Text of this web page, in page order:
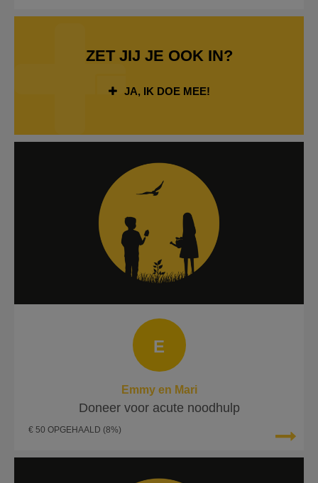
ZET JIJ JE OOK IN?
JA, IK DOE MEE!
E
Emmy en Mari
Doneer voor acute noodhulp
€ 50 OPGEHAALD (8%)